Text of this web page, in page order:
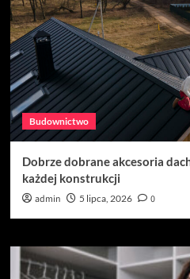
Budownictwo
Dobrze dobrane akcesoria
każdej konstrukcji
admin 5 lipca, 2026 0